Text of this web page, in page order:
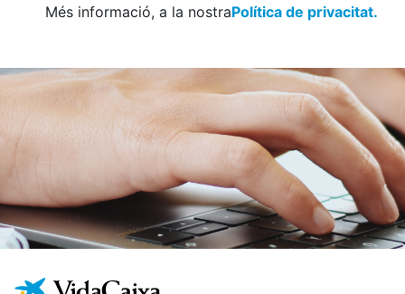
Més informació, a la nostraPolítica de privacitat.